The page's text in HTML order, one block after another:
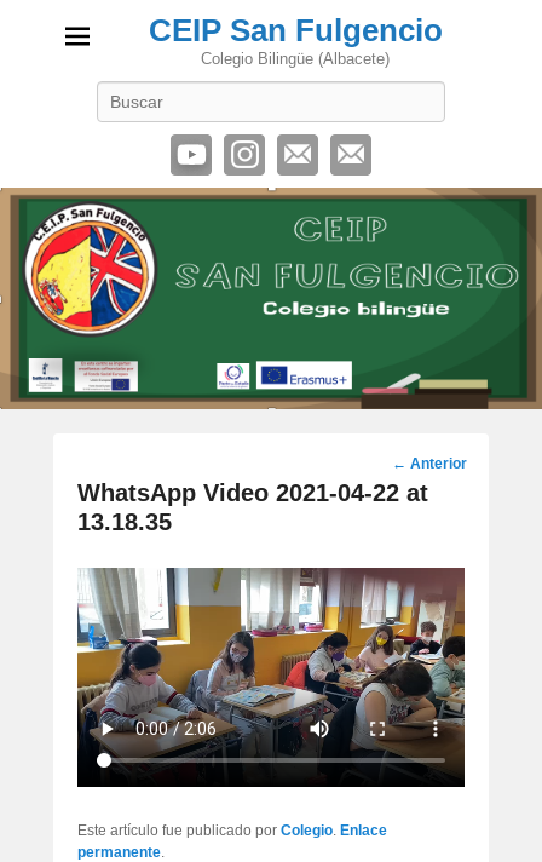
CEIP San Fulgencio
Colegio Bilingüe (Albacete)
Navegación
por
← Anterior
WhatsApp Video 2021-04-22 at
13.18.35
Este artículo fue publicado por Colegio. Enlace
permanente.